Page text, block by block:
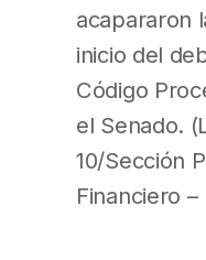
acapararon
inicio del
Código
el Senado.
10/Sección
Financiero –